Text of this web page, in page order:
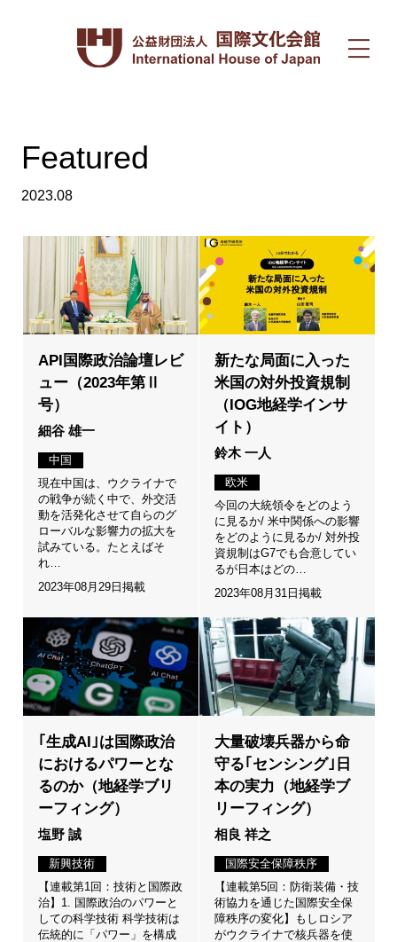
Featured
2023.08
API国際政治論壇レビ
ュー（2023年第Ⅱ
号）
細谷 雄一
中国
現在中国は、ウクライナで
の戦争が続く中で、外交活
動を活発化させて自らのグ
ローバルな影響力の拡大を
試みている。たとえばそ
れ…
2023年08月29日掲載
新たな局面に入った
米国の対外投資規制
（IOG地経学インサ
イト）
鈴木 一人
欧米
今回の大統領令をどのよう
に見るか/ 米中関係への影響
をどのように見るか/ 対外投
資規制はG7でも合意してい
るが日本はどの…
2023年08月31日掲載
｢生成AI｣は国際政治
におけるパワーとな
るのか（地経学ブリ
ーフィング）
塩野 誠
新興技術
【連載第1回：技術と国際政
治】1. 国際政治のパワーと
しての科学技術 科学技術は
伝統的に「パワー」を構成
大量破壊兵器から命
守る｢センシング｣日
本の実力（地経学ブ
リーフィング）
相良 祥之
国際安全保障秩序
【連載第5回：防衛装備・技
術協力を通じた国際安全保
障秩序の変化】もしロシア
がウクライナで核兵器を使